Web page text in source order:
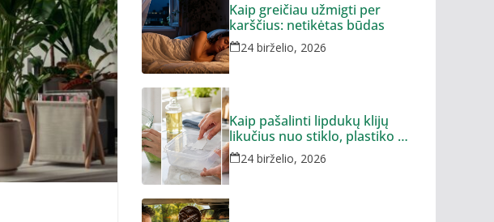
Kaip greičiau užmigti per
karščius: netikėtas būdas
24 birželio, 2026
Kaip pašalinti lipdukų klijų
likučius nuo stiklo, plastiko ar
metalo
24 birželio, 2026